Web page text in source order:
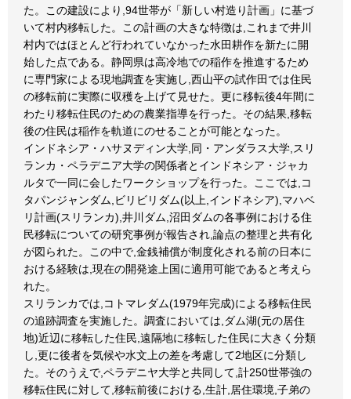
た。この建設により,94世帯が「新しい村造り計画」に基づ
いて村内移転した。この計画の大きな特徴は,これまで井川
村内ではほとんど行われていなかった水田耕作を新たに開
始した点である。静岡県は高冷地での稲作を推進するため
に専門家による現地調査を実施し,西山平の試作田では住民
の移転前に実際に収穫を上げて見せた。更に移転後4年間に
わたり移転住民のための農業指導を行った。その結果,移転
後の住民は稲作を軌道にのせることが可能となった。
インドネシア・ハサヌディン大学,同・アンダラス大学,スリ
ランカ・ペラデニア大学の関係者とインドネシア・ジャカ
ルタで一同に会したワークショップを行った。ここでは,コ
タパンジャンダム,ビリビリダム(以上,インドネシア),マハベ
リ計画(スリランカ),井川ダム,沼田ダムの各事例における住
民移転についての研究事例が報告され,論点の整理と共有化
が図られた。この中で,金銭補償が制度化される前の日本に
おける経験は,現在の開発途上国に適用可能であると考えら
れた。
スリランカでは,コトマレダム(1979年完成)による移転住民
の追跡調査を実施した。調査においては,ダム湖(元の居住
地)近辺に移転した住民,遠隔地に移転した住民に大きく分類
し,更に後者を気候や水文上の差を考慮して2地区に分類し
た。そのうえで,ペラデニヤ大学と共同して,計250世帯強の
移転住民に対して,移転前後における,生計,居住環境,子弟の